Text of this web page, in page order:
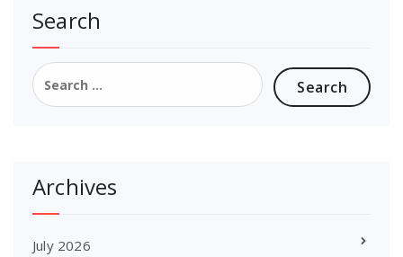
Search
Search
for:
Archives
July 2026